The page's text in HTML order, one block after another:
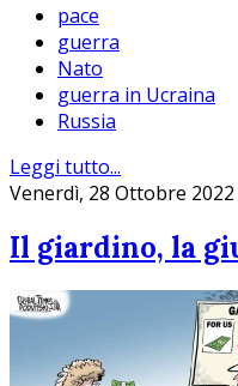
pace
guerra
Nato
guerra in Ucraina
Russia
Leggi tutto...
Venerdì, 28 Ottobre 2022
Il giardino, la